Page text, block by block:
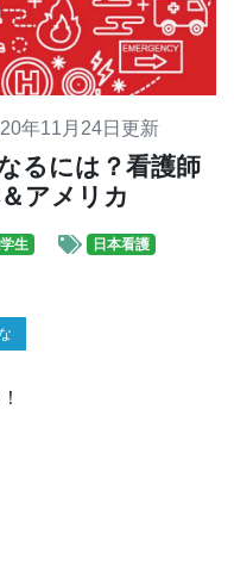
年11月24日 更新
るには？看護師
アメリカ
生
日本看護